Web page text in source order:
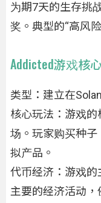
为期7天的生存挑
奖。典型的“高风
Addicted游戏核
类型：建立在
核心玩法：游戏
场。玩家购买种
拟产品。
代币经济：游戏的
主要的经济活动